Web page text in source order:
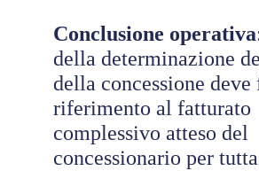
Conclusione operativa
della determinazione
della concessione deve
riferimento al fatturato
complessivo atteso del
concessionario per